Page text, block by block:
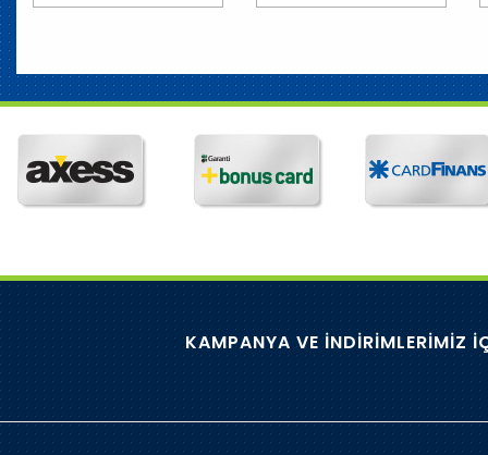
KAMPANYA VE İNDİRİMLERİMİZ